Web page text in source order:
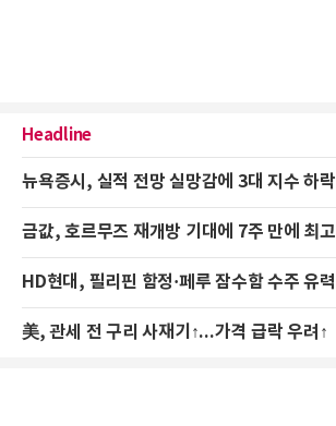
Headline
뉴욕증시, 실적 전망 실망감에 3대 지수 하락
금값, 호르무즈 재개방 기대에 7주 만에 최고
HD현대, 필리핀 함정·페루 잠수함 수주 유력
美, 관세 전 구리 사재기↑...가격 급락 우려↑